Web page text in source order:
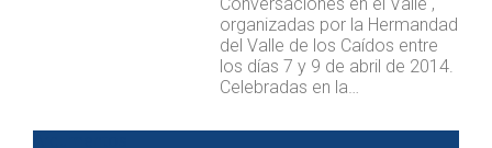
organizadas por la Hermandad
del Valle de los Caídos entre
los días 7 y 9 de abril de 2014.
Celebradas en la…